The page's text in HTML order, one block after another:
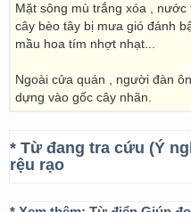
Mặt sông mù trắng xóa , nước
cây bèo tây bị mưa gió đánh
mầu hoa tím nhợt nhạt...
Ngoài cửa quán , người đàn
dựng vào gốc cây nhãn.
* Từ đang tra cứu (Ý
rệu rạo